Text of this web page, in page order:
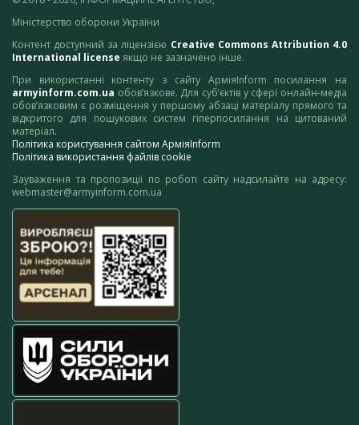
Міністерство оборони України
Контент доступний за ліцензією Creative Commons Attribution 4.0
International license якщо не зазначено інше.
При використанні контенту з сайту АрміяInform посилання на
armyinform.com.ua обов’язкове. Для суб’єктів у сфері онлайн-медіа
обов’язковим є розміщення у першому абзаці матеріалу прямого та
відкритого для пошукових систем гіперпосилання на цитований
матеріал.
Політика користування сайтом АрміяInform
Політика використання файлів cookie
Зауваження та пропозиції по роботі сайту надсилайте на адресу:
webmaster@armyinform.com.ua